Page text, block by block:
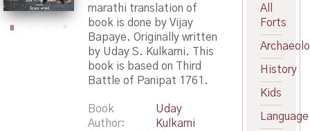
marathi translation of
book is done by Vijay
Bapaye. Originally written
by Uday S. Kulkarni. This
book is based on Third
Battle of Panipat 1761.
Book
Author
Uday
Kulkarni
All
Forts
History
Kids
Language